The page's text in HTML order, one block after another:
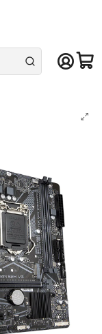
en el gran
Intel LGA 1200
Intel LGA1200, DDR4